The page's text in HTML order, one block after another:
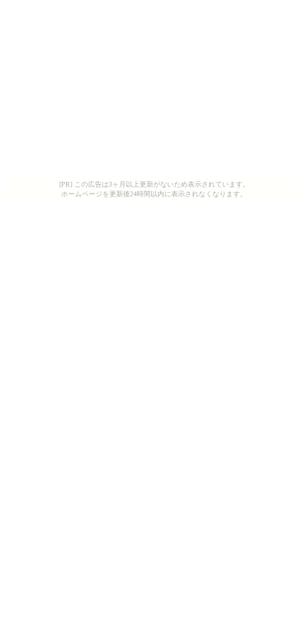
[PR] この広告は3ヶ月以上更新がないため表示されています。
ホームページを更新後24時間以内に表示されなくなります。